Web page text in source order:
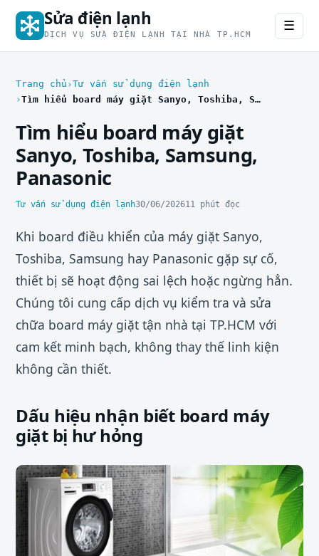
Sửa điện lạnh
DỊCH VỤ SỬA ĐIỆN LẠNH TẠI NHÀ TP.HCM
☰
Trang chủ Tư vấn sử dụng điện lạnh
Tìm hiểu board máy giặt Sanyo, Toshiba, Samsung, Panasonic
Tìm hiểu board máy giặt
Sanyo, Toshiba, Samsung,
Panasonic
Tư vấn sử dụng điện lạnh30/06/202611 phút đọc
Khi board điều khiển của máy giặt Sanyo,
Toshiba, Samsung hay Panasonic gặp sự cố,
thiết bị sẽ hoạt động sai lệch hoặc ngừng hẳn.
Chúng tôi cung cấp dịch vụ kiểm tra và sửa
chữa board máy giặt tận nhà tại TP.HCM với
cam kết minh bạch, không thay thế linh kiện
không cần thiết.
Dấu hiệu nhận biết board máy
giặt bị hư hỏng